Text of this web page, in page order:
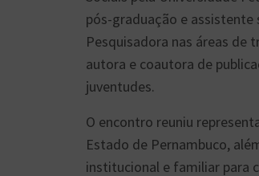
pós-graduação e assistente
Pesquisadora nas áreas
autora e coautora de
juventudes.
O encontro reuniu
Estado de Pernambuco,
institucional e familiar para